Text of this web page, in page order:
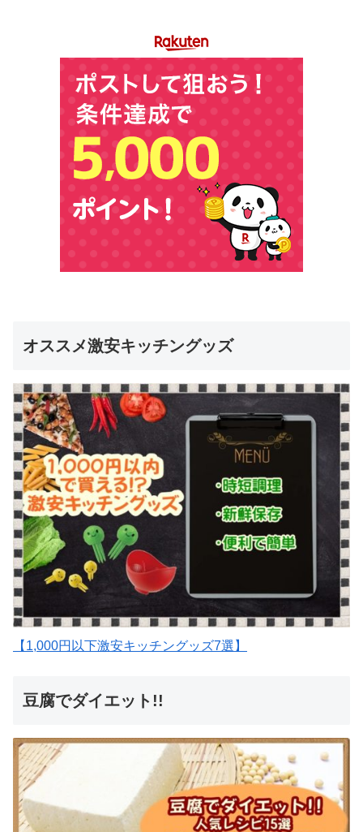
オススメ激安キッチングッズ
【1,000円以下激安キッチングッズ7選】
豆腐でダイエット!!